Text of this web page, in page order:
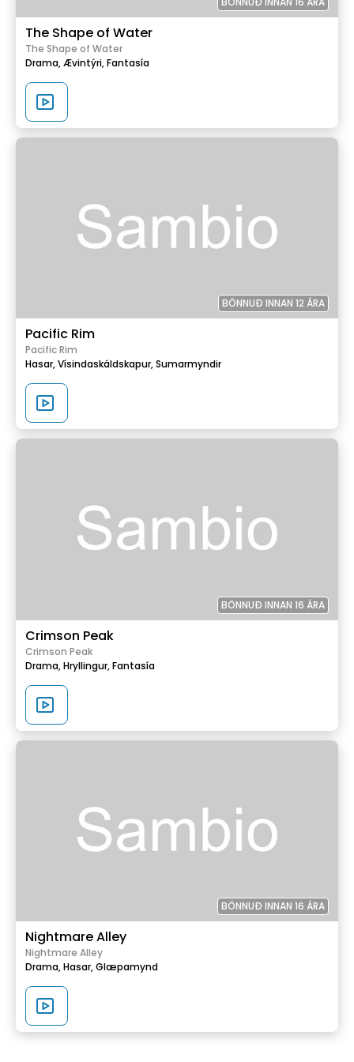
The Shape of Water
The Shape of Water
Drama,Ævintýri,Fantasía
BÖNNUÐ INNAN 12 ÁRA
Pacific Rim
Pacific Rim
Hasar,Vísindaskáldskapur,Sumarmyndir
BÖNNUÐ INNAN 16 ÁRA
Crimson Peak
Crimson Peak
Drama,Hryllingur,Fantasía
BÖNNUÐ INNAN 16 ÁRA
Nightmare Alley
Nightmare Alley
Drama,Hasar,Glæpamynd